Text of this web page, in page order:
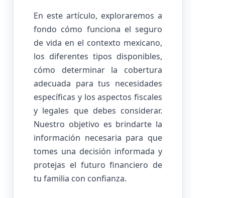
En este artículo, exploraremos a
fondo cómo funciona el seguro
de vida en el contexto mexicano,
los diferentes tipos disponibles,
cómo determinar la cobertura
adecuada para tus necesidades
específicas y los aspectos fiscales
y legales que debes considerar.
Nuestro objetivo es brindarte la
información necesaria para que
tomes una decisión informada y
protejas el futuro financiero de
tu familia con confianza.